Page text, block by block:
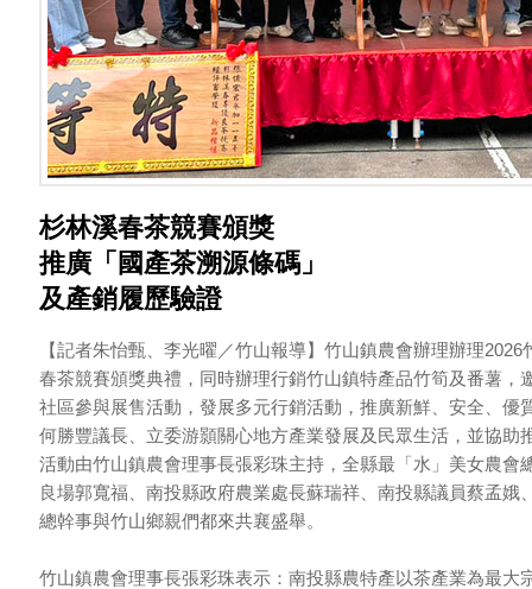
杉林溪春茶競賽頒獎
推廣「國產茶溯源條碼」
及產銷履歷驗證
【記者朱怡甄、李光曜／竹山報導】竹山鎮農會辦理辦理
春茶競賽頒獎典禮，同時辦理行銷竹山鎮特產品竹筍及番薯，
社區參與展售活動，發展多元行銷活動，推廣新鮮、安全、優
何勝豐議長、立委游顥關心地方產業發展及民眾生活，並協助
活動由竹山鎮農會理事長張彩珠主持，全縣最「水」美女農會
良場郭寬福、南投縣政府農業處長蘇瑞祥、南投縣議員蔡孟
總幹事與竹山鄉親們都來共襄盛舉。
竹山鎮農會理事長張彩珠表示：南投縣農特產以茶產業為最大